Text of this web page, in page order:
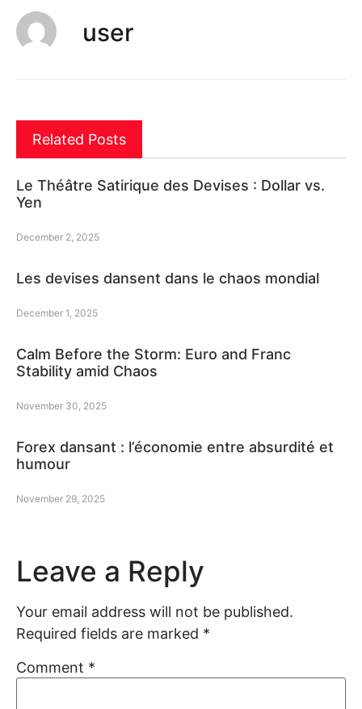
user
Related Posts
Le Théâtre Satirique des Devises : Dollar vs.
Yen
December 2, 2025
Les devises dansent dans le chaos mondial
December 1, 2025
Calm Before the Storm: Euro and Franc
Stability amid Chaos
November 30, 2025
Forex dansant : l’économie entre absurdité et
humour
November 29, 2025
Leave a Reply
Your email address will not be published.
Required fields are marked *
Comment *